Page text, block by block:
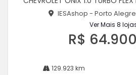
rtil
IESAshop - Porto
Ver Mais 8
R$
129.923 km